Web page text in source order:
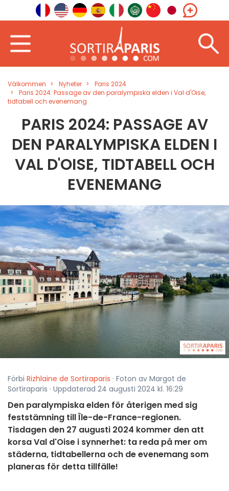
Välkommen Nyheter
Paris 2024
Paris 2024: Passage av den paralympiska elden i Val d'Oise,
tidtabell och evenemang
PARIS 2024: PASSAGE AV
DEN PARALYMPISKA ELDEN I
VAL D'OISE, TIDTABELL OCH
EVENEMANG
Förbi Rizhlaine de Sortiraparis · Foton av Margot de
Sortiraparis · Uppdaterad 24 augusti 2024 kl. 16:29
Den paralympiska elden för återigen med sig
feststämning till Île-de-France-regionen.
Tisdagen den 27 augusti 2024 kommer den att
korsa Val d'Oise i synnerhet: ta reda på mer om
städerna, tidtabellerna och de evenemang som
planeras för detta tillfälle!